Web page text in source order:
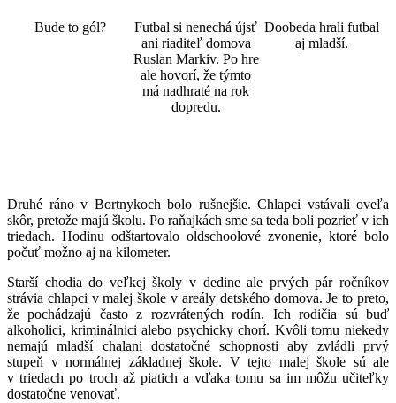
Bude to gól?
Futbal si nenechá újsť
ani riaditeľ domova
Ruslan Markiv. Po hre
ale hovorí, že týmto
má nadhraté na rok
dopredu.
Doobeda hrali futbal
aj mladší.
Druhé ráno v Bortnykoch bolo rušnejšie. Chlapci vstávali oveľa
skôr, pretože majú školu. Po raňajkách sme sa teda boli pozrieť v ich
triedach. Hodinu odštartovalo oldschoolové zvonenie, ktoré bolo
počuť možno aj na kilometer.
Starší chodia do veľkej školy v dedine ale prvých pár ročníkov
strávia chlapci v malej škole v areály detského domova. Je to preto,
že pochádzajú často z rozvrátených rodín. Ich rodičia sú buď
alkoholici, kriminálnici alebo psychicky chorí. Kvôli tomu niekedy
nemajú mladší chalani dostatočné schopnosti aby zvládli prvý
stupeň v normálnej základnej škole. V tejto malej škole sú ale
v triedach po troch až piatich a vďaka tomu sa im môžu učiteľky
dostatočne venovať.